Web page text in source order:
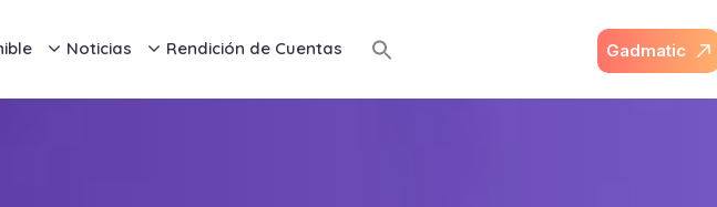
Noticias Rendición de Cuentas Gadmatic